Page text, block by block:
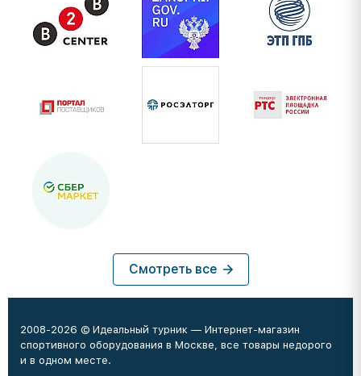
Смотреть все
2008-2026 © Идеальный турник — Интернет-магазин
спортивного оборудования в Москве, все товары недорого
и в одном месте.